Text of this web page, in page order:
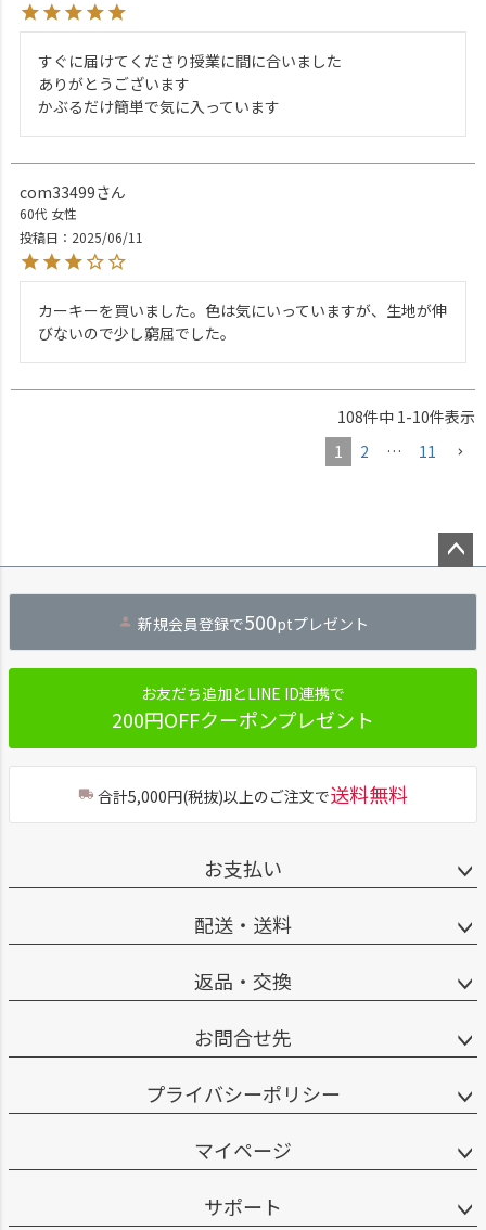
すぐに届けてくださり授業に間に合いました
ありがとうございます
かぶるだけ簡単で気に入っています
com33499
60代 女性
投稿日
2025/06/11
カーキーを買いました。色は気にいっていますが、生地が伸
びないので少し窮屈でした。
108件中 1-10件表示
1
2 … 11
ジト
へ
新規会員登録で500ptプレゼント
お友だち追加とLINE ID連携で
200円OFFクーポンプレゼント
合計5,000円(税抜)以上のご注文で送料無料
お支払い
配送・送料
返品・交換
お問合せ先
プライバシーポリシー
マイページ
サポート